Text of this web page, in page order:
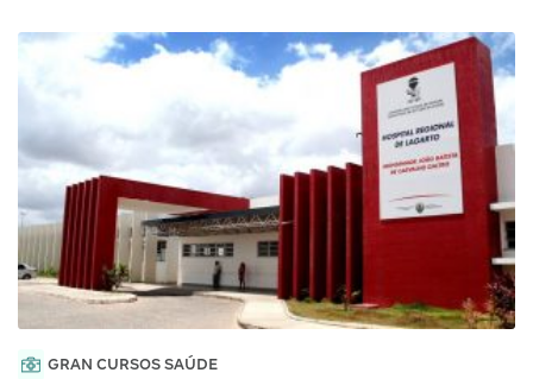
GRAN CURSOS SAÚDE